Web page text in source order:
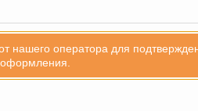
нашего оператора для
оформления.